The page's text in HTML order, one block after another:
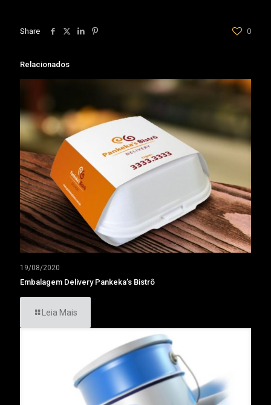
Share 0
Relacionados
19/08/2020
Embalagem Delivery Pankeka’s Bistrô
Leia Mais